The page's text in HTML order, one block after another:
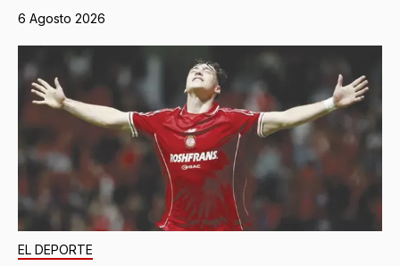
6 Agosto 2026
EL DEPORTE